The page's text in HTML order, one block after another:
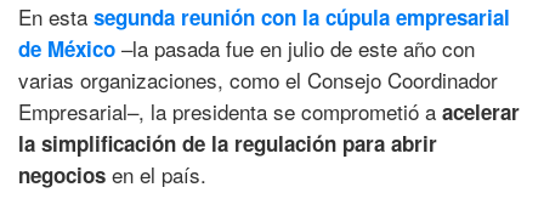
En esta segunda reunión con la cúpula empresarial
de México –la pasada fue en julio de este año con
varias organizaciones, como el Consejo Coordinador
Empresarial–, la presidenta se comprometió a acelerar
la simplificación de la regulación para abrir
negocios en el país.